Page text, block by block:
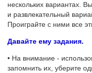
нескольких вариантах.
и развлекательный
Проиграйте с ними все
Давайте ему задания.
• На внимание -
запомнить их, уберите